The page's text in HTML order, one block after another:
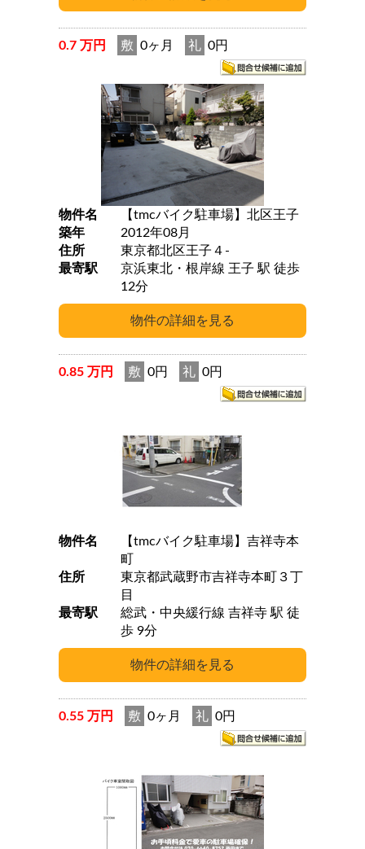
0.7 万円 敷 0ヶ月 礼 0円
物件名
【tmcバイク駐車場】北区王子
築年
2012年08月
住所
東京都北区王子４-
最寄駅
京浜東北・根岸線 王子 駅 徒歩
12分
0.85 万円 敷 0円 礼 0円
物件名
【tmcバイク駐車場】吉祥寺本
町
住所
東京都武蔵野市吉祥寺本町３丁
目
最寄駅
総武・中央緩行線 吉祥寺 駅 徒
歩 9分
0.55 万円 敷 0ヶ月 礼 0円